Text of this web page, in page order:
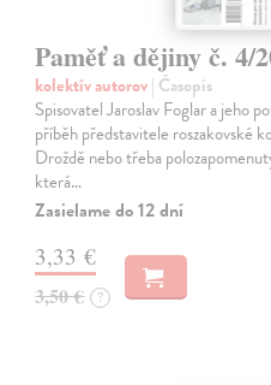
Paměť a dějiny č. 4/
kolektív autorov| Časopis
Spisovatel Jaroslav Foglar a jeho
příběh představitele roszakovské
Droždě nebo třeba
která…
Zasielame do 12 dní
3,33 €
3,50 € ?